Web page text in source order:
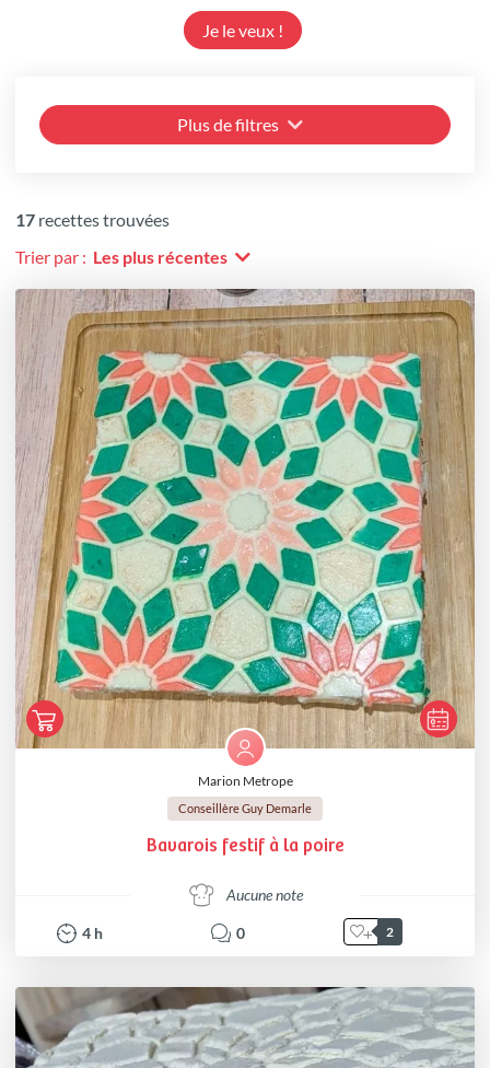
Je le veux !
Plus de filtres
17 recettes trouvées
Trier par : Les plus récentes
Marion Metrope
Conseillère Guy Demarle
Bavarois festif à la poire
Aucune note
4 h 0 2